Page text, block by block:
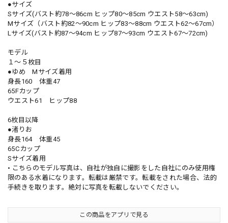
●サイズ
Sサイズ(バスト約78〜86cm ヒップ80〜85cm ウエスト58〜63cm)
Mサイズ（バスト約82〜90cm ヒップ83〜88cm ウエスト62〜67cm）
Lサイズ(バスト約87〜94cm ヒップ87〜93cm ウエスト67〜72cm)
モデル
１～５枚目
●ゆめ Mサイズ着用
身長160 体重47
65Fカップ
ウエスト61 ヒップ88
6枚目以降
●渚りお
身長164 体重45
65Cカップ
Sサイズ着用
• こちらのモデル写真は、自社が独自に撮影をした自社にのみ使用権
限のある水着になります。転載は厳禁です。転載をされた場合、法的
手続きを取ります。絶対に写真を転載しないでください。
この商品をアプリで見る